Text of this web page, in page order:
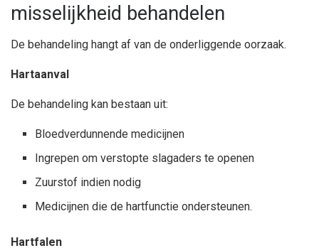
misselijkheid behandelen
De behandeling hangt af van de onderliggende oorzaak.
Hartaanval
De behandeling kan bestaan uit:
Bloedverdunnende medicijnen
Ingrepen om verstopte slagaders te openen
Zuurstof indien nodig
Medicijnen die de hartfunctie ondersteunen.
Hartfalen